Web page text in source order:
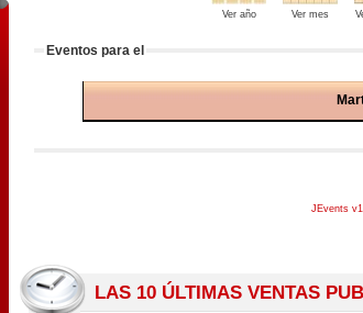
Ver año Ver mes
Eventos para el
JEvents
LAS 10 ÚLTIMAS VENTAS